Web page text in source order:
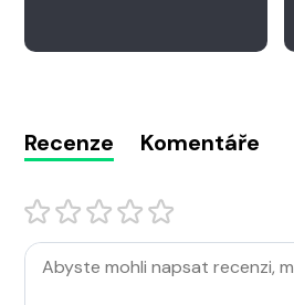
Recenze Komentáře